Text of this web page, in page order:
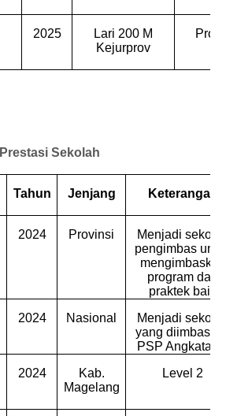
2025
Lari 200 M
Kejurprov
Prestasi Sekolah
Tahun Jenjang Keterangan
2024 Provinsi
Menjadi
pengimbas
mengimbaskan
program dan
praktek baik
2024 Nasional
Menjadi
yang
PSP Angkatan
2024
Kab.
Magelang
Level 2